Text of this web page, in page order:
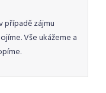
případě zájmu
Vše ukážeme a